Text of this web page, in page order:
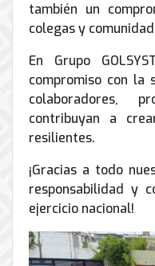
también un
colegas y
En Grupo
compromiso con la
colaboradores,
contribuyan a
resilientes.
¡Gracias a todo
responsabilidad y
ejercicio nacional!